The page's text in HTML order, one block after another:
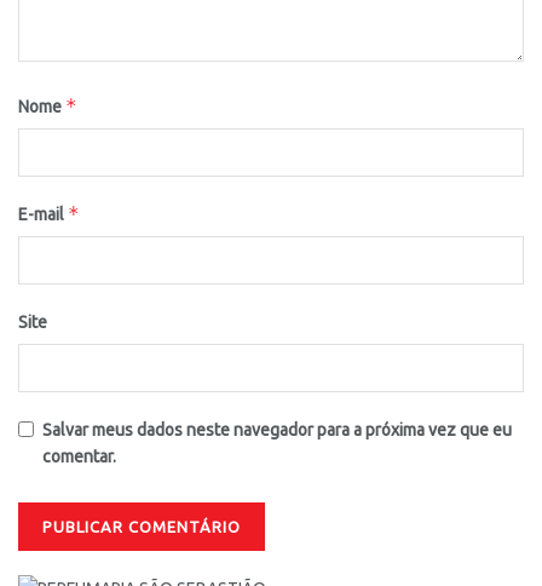
Nome *
E-mail *
Site
Salvar meus dados neste navegador para a próxima vez que eu
comentar.